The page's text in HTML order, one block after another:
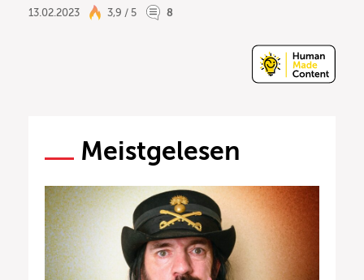
13.02.2023 3,9 / 5 8
Meistgelesen